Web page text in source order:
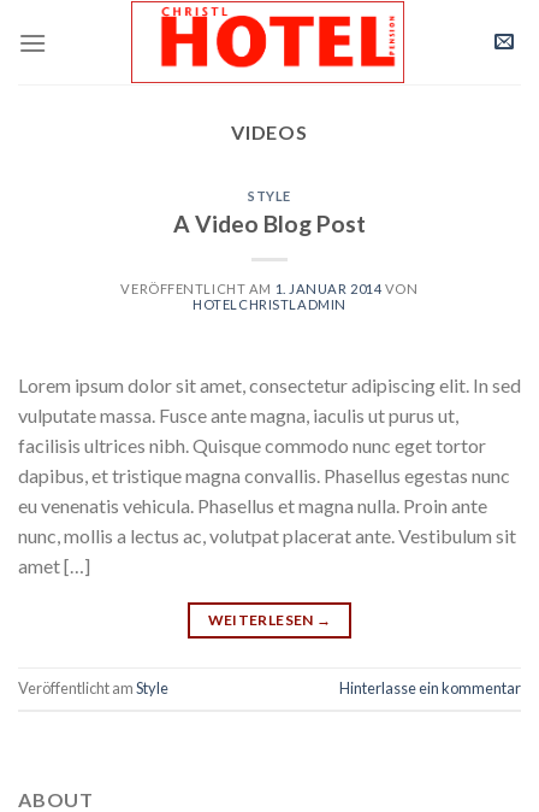
VIDEOS
STYLE
A Video Blog Post
VERÖFFENTLICHT AM 1. JANUAR 2014 VON
HOTELCHRISTLADMIN
Lorem ipsum dolor sit amet, consectetur adipiscing elit. In sed
vulputate massa. Fusce ante magna, iaculis ut purus ut,
facilisis ultrices nibh. Quisque commodo nunc eget tortor
dapibus, et tristique magna convallis. Phasellus egestas nunc
eu venenatis vehicula. Phasellus et magna nulla. Proin ante
nunc, mollis a lectus ac, volutpat placerat ante. Vestibulum sit
amet […]
WEITERLESEN →
Veröffentlicht amStyle Hinterlasse ein kommentar
ABOUT